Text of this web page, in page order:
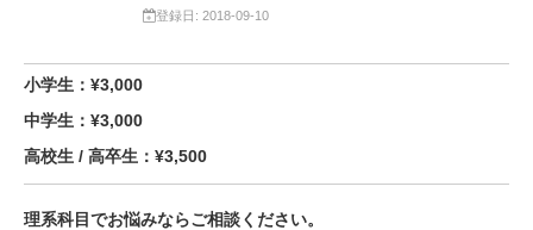
登録日: 2018-09-10
小学生：¥3,000
中学生：¥3,000
高校生 / 高卒生：¥3,500
理系科目でお悩みならご相談ください。